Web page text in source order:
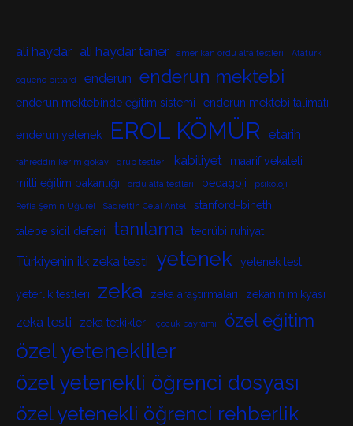
ali haydar ali haydar taner amerikan ordu alfa testleri Atatürk
eguene pittard enderun enderun mektebi
enderun mektebinde eğitim sistemi enderun mektebi talimatı
enderun yetenek EROL KÖMÜR etarih
fahreddin kerim gökay grup testleri kabiliyet
maarif vekaleti
milli eğitim bakanlığı
ordu alfa testleri pedagoji psikoloji
Refia Şemin Uğurel Sadrettin Celal Antel stanford-bineth
talebe sicil defteri tanılama tecrübi ruhiyat
Türkiyenin ilk zeka testi yetenek yetenek testi
yeterlik testleri zeka zeka araştırmaları zekanın mikyası
zeka testi zeka tetkikleri çocuk bayramı özel eğitim
özel yetenekliler
özel yetenekli öğrenci dosyası
özel yetenekli öğrenci rehberlik